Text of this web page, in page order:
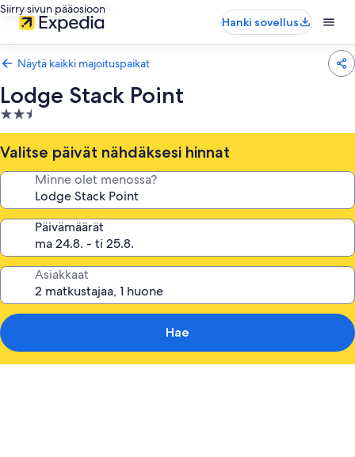
Siirry sivun pääosioon
Hanki sovellus
Näytä kaikki majoituspaikat
Lodge Stack Point
2.5
tähden
majoituspaikka
Valitse päivät nähdäksesi hinnat
Minne olet menossa?
Päivämäärät
Asiakkaat
Hae